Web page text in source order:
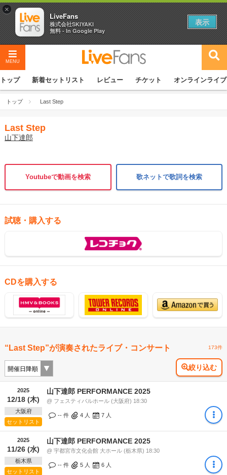
MENU
トップ 新着セットリスト レビュー チケット オンラインライブ
トップ Last Step
Last Step
山下達郎
Youtubeで動画を検索 歌ネットで歌詞を検索
試聴・購入する
CDを購入する
“Last Step”が演奏されたライブ・コンサート 173件
絞り込む
2025
12/18 (木)
大阪府
セットリスト
山下達郎 PERFORMANCE 2025
@ フェスティバルホール (大阪府) 18:30
-- 件 4 人 7 人
2025
11/26 (水)
栃木県
セットリスト
山下達郎 PERFORMANCE 2025
@ 宇都宮市文化会館 大ホール (栃木県) 18:30
-- 件 5 人 6 人
×
LiveFans
株式会社SKIYAKI
無料 - In Google Play
表示